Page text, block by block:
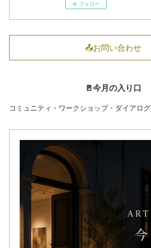
フォロー
📤お問い合わせ
🚪今月の入り口
コミュニティ・ワークショップ・ダイアログ